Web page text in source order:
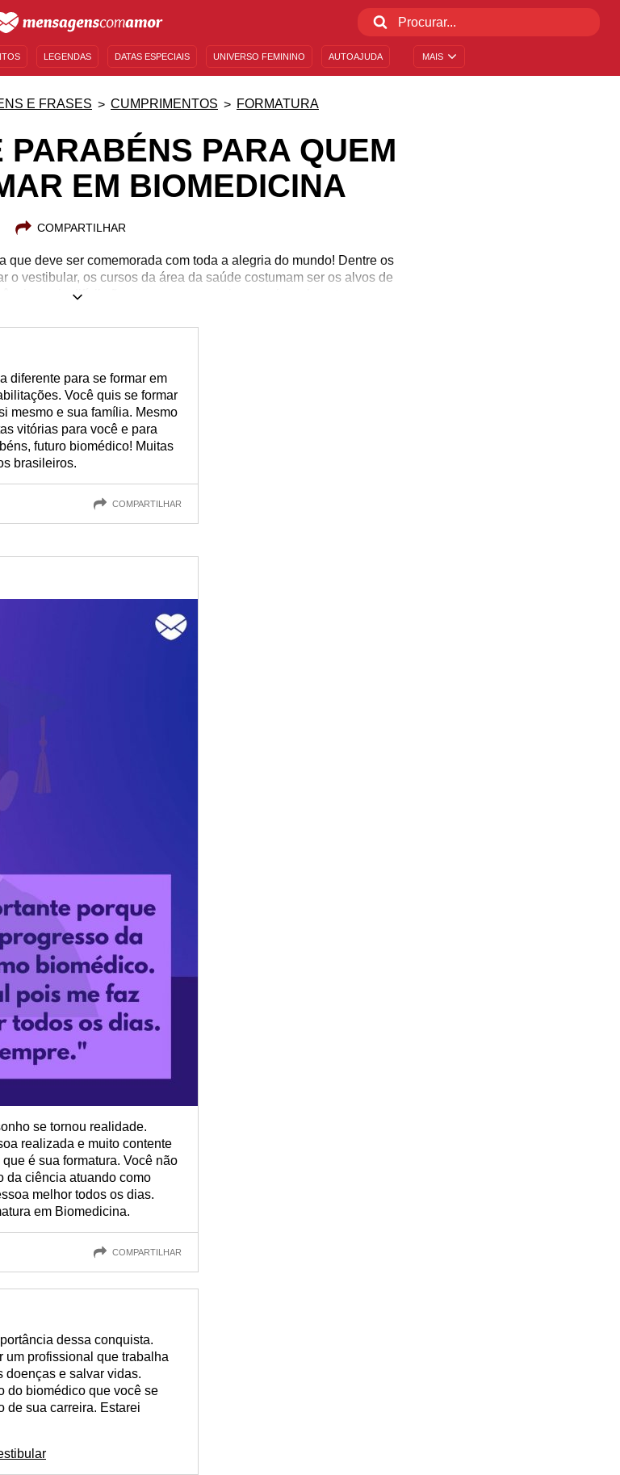
MAIS
LEGENDAS DATAS ESPECIAIS UNIVERSO FEMININO AUTOAJUDA
E FRASES CUMPRIMENTOS FORMATURA
PARABÉNS PARA QUEM
EM BIOMEDICINA
COMPARTILHAR
que deve ser comemorada com toda a alegria do mundo! Dentre os
o vestibular, os cursos da área da saúde costumam ser os alvos de
mais difícil são as provas e, com isso, mais o aluno tem que se
diversas áreas da saúde que são extremamente fundamentais
alguém que irá se formar em Biomedicina, inspire-se nestas
diferente para se formar em
Você quis se formar
mesmo e sua família. Mesmo
vitórias para você e para
futuro biomédico! Muitas
brasileiros.
COMPARTILHAR
se tornou realidade.
realizada e muito contente
é sua formatura. Você não
da ciência atuando como
melhor todos os dias.
em Biomedicina.
COMPARTILHAR
dessa conquista.
um profissional que trabalha
doenças e salvar vidas.
do biomédico que você se
de sua carreira. Estarei